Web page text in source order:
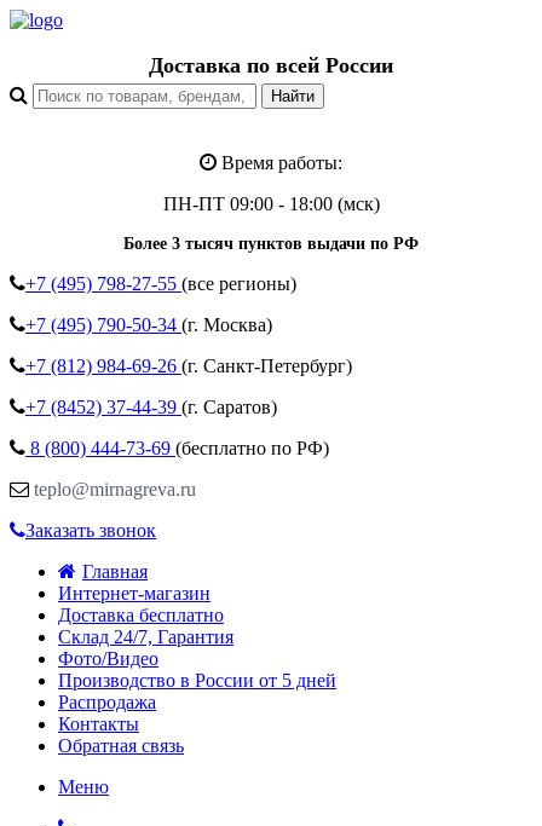
Доставка по всей России
Время работы:
ПН-ПТ 09:00 - 18:00 (мск)
Более 3 тысяч пунктов выдачи по РФ
+7 (495) 798-27-55 (все регионы)
+7 (495) 790-50-34 (г. Москва)
+7 (812) 984-69-26 (г. Санкт-Петербург)
+7 (8452) 37-44-39 (г. Саратов)
8 (800) 444-73-69 (бесплатно по РФ)
teplo@mirnagreva.ru
Заказать звонок
Главная
Интернет-магазин
Доставка бесплатно
Склад 24/7, Гарантия
Фото/Видео
Производство в России от 5 дней
Распродажа
Контакты
Обратная связь
Меню